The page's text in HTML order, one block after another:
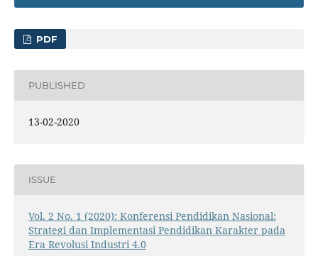
PDF
PUBLISHED
13-02-2020
ISSUE
Vol. 2 No. 1 (2020): Konferensi Pendidikan Nasional:
Strategi dan Implementasi Pendidikan Karakter pada
Era Revolusi Industri 4.0